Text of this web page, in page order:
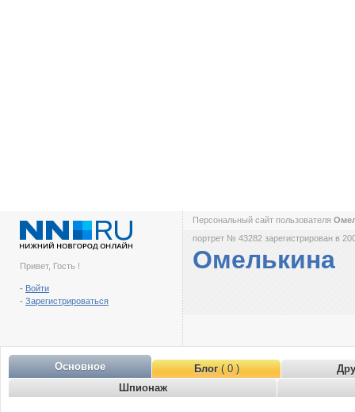
Привет, Гость !
- Войти
- Зарегистрироваться
Персональный сайт пользователя
портрет № 43282 зарегистрирован в
Омелькина
Основное Блог( 0 )
Шпионаж